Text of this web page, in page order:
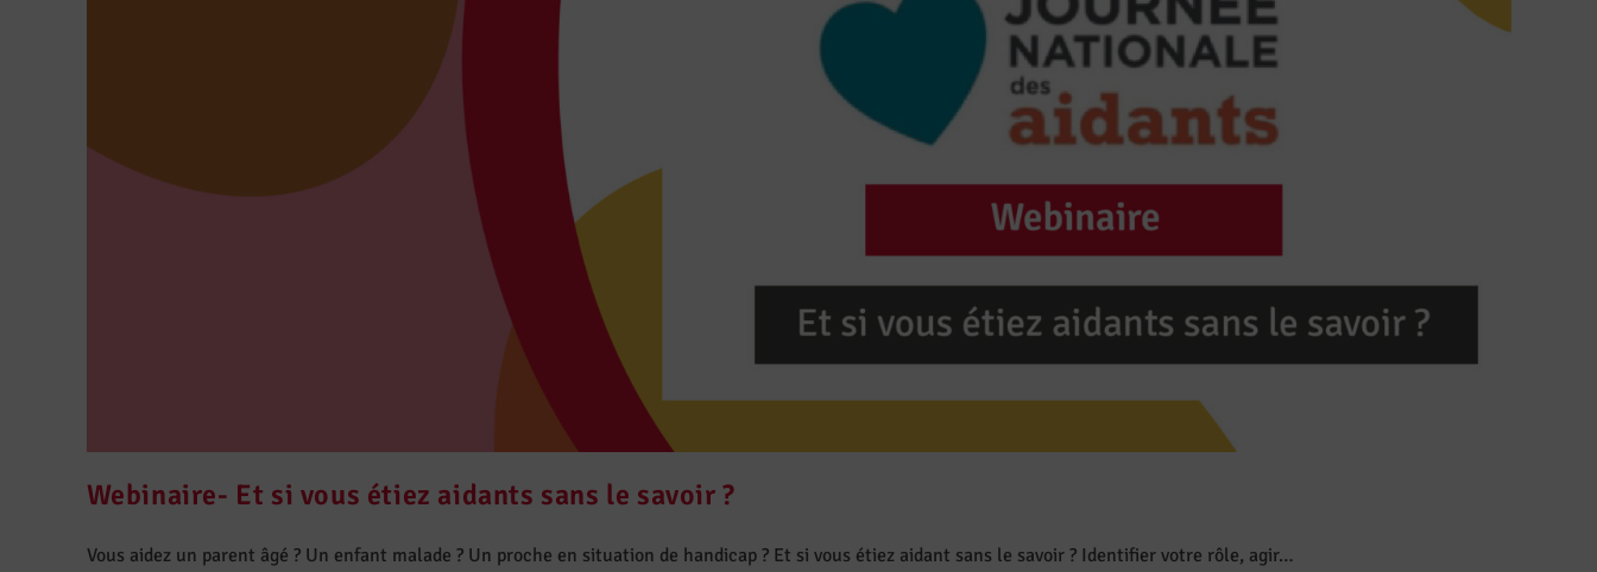
Webinaire- Et si vous étiez aidants sans le savoir ?
Vous aidez un parent âgé ? Un enfant malade ? Un proche en situation de handicap ? Et si vous étiez aidant sans le savoir ? Identifier votre rôle, agir…